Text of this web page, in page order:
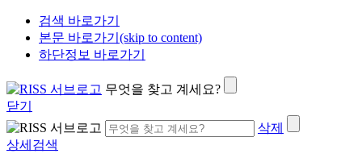
검색 바로가기
본문 바로가기(skip to content)
하단정보 바로가기
무엇을 찾고 계세요?
닫기
삭제
상세검색